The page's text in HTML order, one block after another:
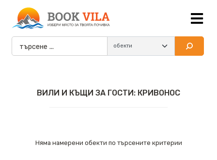
ВИЛИ И КЪЩИ ЗА ГОСТИ: КРИВОНОС
Няма намерени обекти по търсените критерии